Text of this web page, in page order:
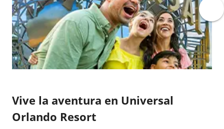
Vive la aventura en Universal
Orlando Resort